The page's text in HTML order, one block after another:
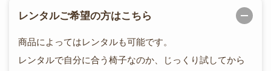
レンタルご希望の方はこちら
商品によってはレンタルも可能です。
レンタルで自分に合う椅子なのか、じっくり試してから